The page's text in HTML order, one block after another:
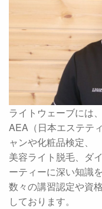
ライトウェーブには、
AEA（日本エステテ
ャンや化粧品検定、
美容ライト脱毛、ダ
ーティーに深い知識
数々の講習認定や資
しております。